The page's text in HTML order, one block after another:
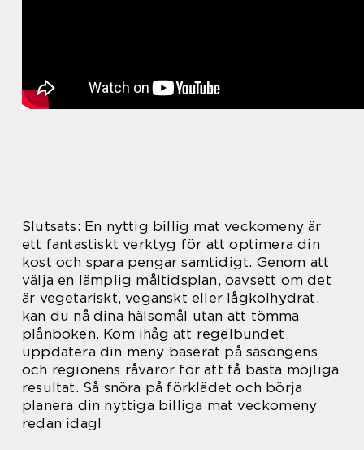
Slutsats: En nyttig billig mat veckomeny är
ett fantastiskt verktyg för att optimera din
kost och spara pengar samtidigt. Genom att
välja en lämplig måltidsplan, oavsett om det
är vegetariskt, veganskt eller lågkolhydrat,
kan du nå dina hälsomål utan att tömma
plånboken. Kom ihåg att regelbundet
uppdatera din meny baserat på säsongens
och regionens råvaror för att få bästa möjliga
resultat. Så snöra på förklädet och börja
planera din nyttiga billiga mat veckomeny
redan idag!